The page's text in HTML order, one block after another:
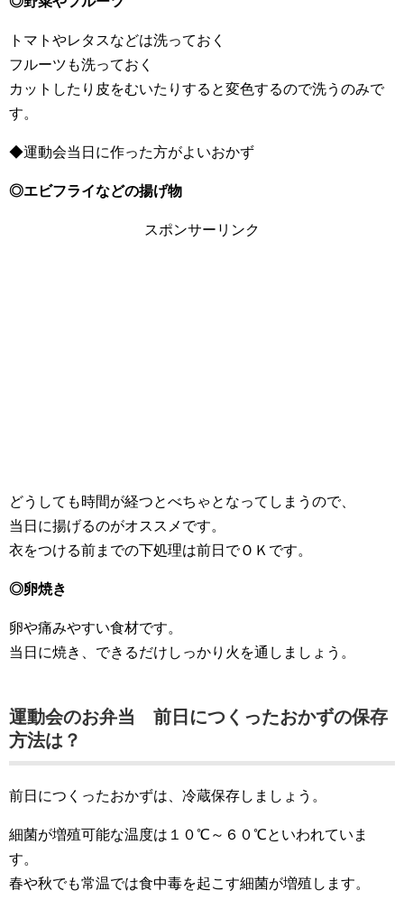
トマトやレタスなどは洗っておく
フルーツも洗っておく
カットしたり皮をむいたりすると変色するので洗うのみで
す。
◆運動会当日に作った方がよいおかず
◎エビフライなどの揚げ物
スポンサーリンク
どうしても時間が経つとべちゃとなってしまうので、
当日に揚げるのがオススメです。
衣をつける前までの下処理は前日でＯＫです。
◎卵焼き
卵や痛みやすい食材です。
当日に焼き、できるだけしっかり火を通しましょう。
運動会のお弁当 前日につくったおかずの保存
方法は？
前日につくったおかずは、冷蔵保存しましょう。
細菌が増殖可能な温度は１０℃～６０℃といわれていま
す。
春や秋でも常温では食中毒を起こす細菌が増殖します。